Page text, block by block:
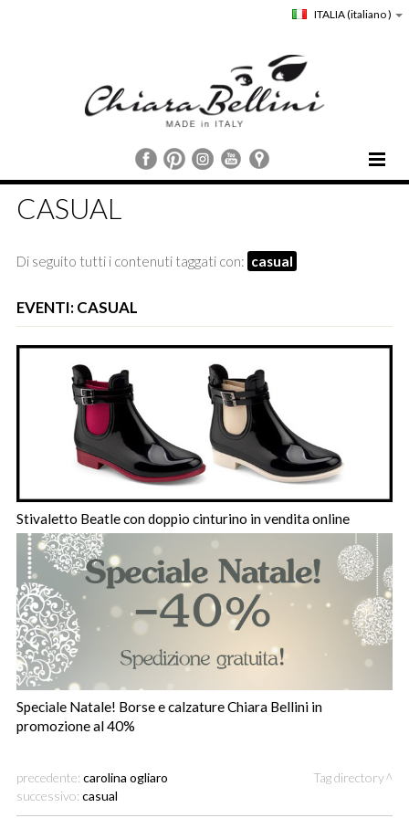
ITALIA(italiano )
HOME
CHIARA BELLINI
COMUNICAZIONE
CUSTOMER SERVICE
CASUAL
Di seguito tutti i contenuti taggati con: casual
EVENTI: CASUAL
Stivaletto Beatle con doppio cinturino in vendita online
Speciale Natale! Borse e calzature Chiara Bellini in
promozione al 40%
precedente: carolina ogliaro
successivo: casual
Tag directory